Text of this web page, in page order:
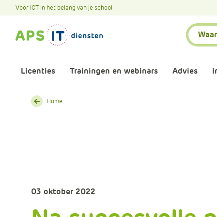
Voor ICT in het belang van je school
Zoeken:
Licenties Trainingen en webinars Advies
Home
03 oktober 2022